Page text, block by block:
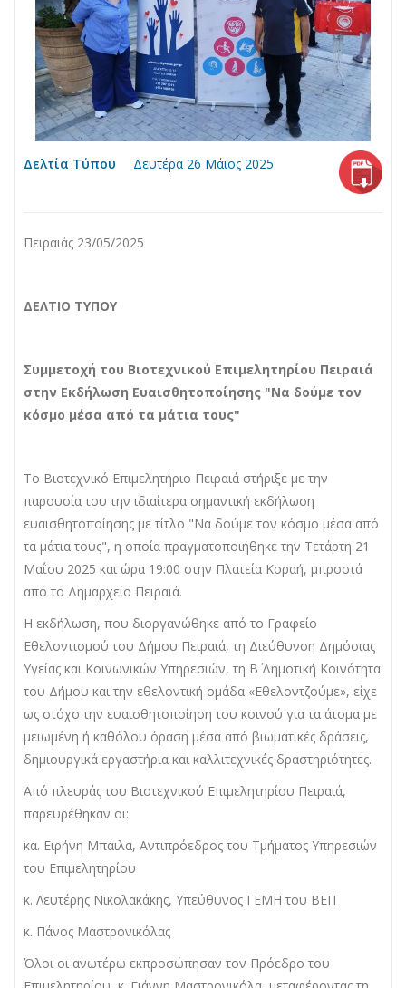
Δελτία Τύπου Δευτέρα 26 Μάιος 2025
Πειραιάς 23/05/2025
ΔΕΛΤΙΟ ΤΥΠΟΥ
Συμμετοχή του Βιοτεχνικού Επιμελητηρίου Πειραιά
στην Εκδήλωση Ευαισθητοποίησης "Να δούμε τον
κόσμο μέσα από τα μάτια τους"
Το Βιοτεχνικό Επιμελητήριο Πειραιά στήριξε με την
παρουσία του την ιδιαίτερα σημαντική εκδήλωση
ευαισθητοποίησης με τίτλο "Να δούμε τον κόσμο μέσα από
τα μάτια τους", η οποία πραγματοποιήθηκε την Τετάρτη 21
Μαΐου 2025 και ώρα 19:00 στην Πλατεία Κοραή, μπροστά
από το Δημαρχείο Πειραιά.
Η εκδήλωση, που διοργανώθηκε από το Γραφείο
Εθελοντισμού του Δήμου Πειραιά, τη Διεύθυνση Δημόσιας
Υγείας και Κοινωνικών Υπηρεσιών, τη Β΄ Δημοτική Κοινότητα
του Δήμου και την εθελοντική ομάδα «Εθελοντζούμε», είχε
ως στόχο την ευαισθητοποίηση του κοινού για τα άτομα με
μειωμένη ή καθόλου όραση μέσα από βιωματικές δράσεις,
δημιουργικά εργαστήρια και καλλιτεχνικές δραστηριότητες.
Από πλευράς του Βιοτεχνικού Επιμελητηρίου Πειραιά,
παρευρέθηκαν οι:
κα. Ειρήνη Μπάιλα, Αντιπρόεδρος του Τμήματος Υπηρεσιών
του Επιμελητηρίου
κ. Λευτέρης Νικολακάκης, Υπεύθυνος ΓΕΜΗ του ΒΕΠ
κ. Πάνος Μαστρονικόλας
Όλοι οι ανωτέρω εκπροσώπησαν τον Πρόεδρο του